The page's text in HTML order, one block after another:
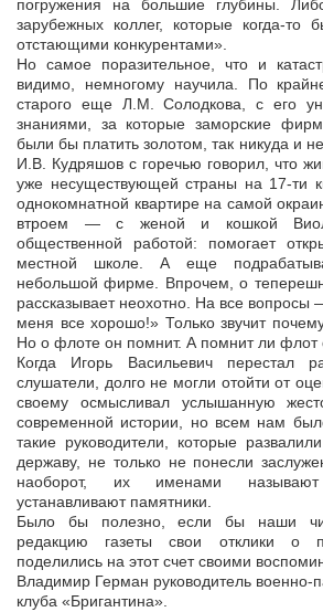
погружения на большие глубины.
зарубежных коллег, которые когда-то
отстающими конкурентами».
Но самое поразительное, что и
видимо, немногому научила. По
старого еще Л.М. Солодкова, с его
знаниями, за которые заморские
были бы платить золотом, так никуда и
И.В. Кудряшов с горечью говорил, что
уже несуществующей страны на 17-ти
однокомнатной квартире на самой
втроем — с женой и кошкой
общественной работой: помогает
местной школе. А еще
небольшой фирме. Впрочем, о
рассказывает неохотно. На все
меня все хорошо!» Только звучит
Но о флоте он помнит. А помнит ли флот
Когда Игорь Васильевич перестал
слушатели, долго не могли отойти от
своему осмысливал услышанную
современной истории, но всем нам
такие руководители, которые
державу, не только не понесли
наоборот, их именами
устанавливают памятники.
Было бы полезно, если бы наши
редакцию газеты свои отклики о
поделились на этот счет своими
Владимир Герман руководитель военно-
клуба «Бригантина».